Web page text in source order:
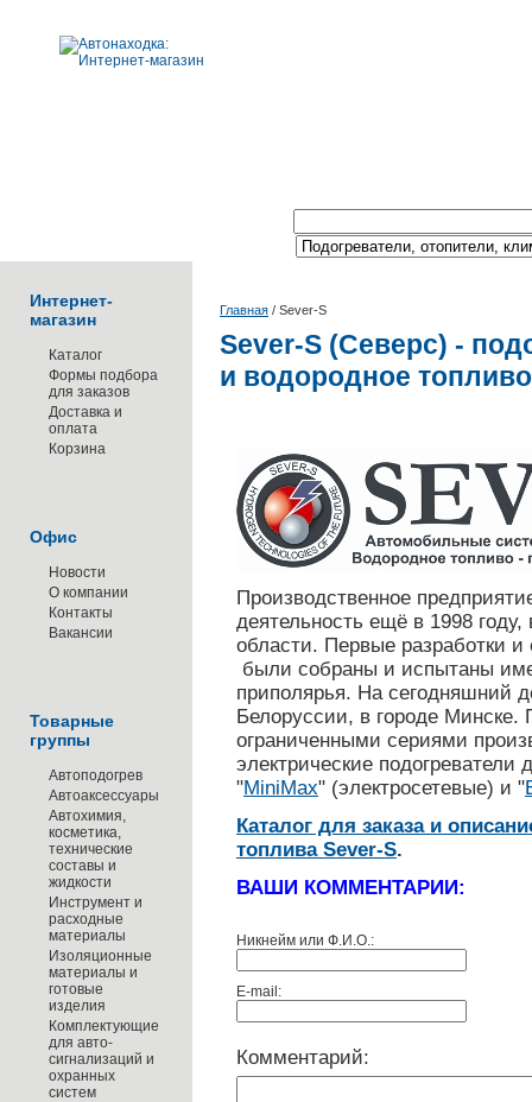
Интернет-
магазин
Каталог
Формы подбора
для заказов
Доставка и
оплата
Корзина
Офис
Новости
О компании
Контакты
Вакансии
Товарные
группы
Автоподогрев
Автоаксессуары
Автохимия,
косметика,
технические
составы и
жидкости
Инструмент и
расходные
материалы
Изоляционные
материалы и
готовые
изделия
Комплектующие
для авто-
сигнализаций и
охранных
систем
Главная / Sever-S
Sever-S (Северс) -
и водородное топливо
Производственное
деятельность ещё в 1998
области. Первые разработки
были собраны и испытаны
приполярья. На сегодняшний
Белоруссии, в городе Минске.
ограниченными сериями
электрические подогреватели
"MiniMax" (электросетевые) и "
Каталог для заказа и
топлива Sever-S.
ВАШИ КОММЕНТАРИИ:
Никнейм или Ф.И.О.:
E-mail:
Комментарий: